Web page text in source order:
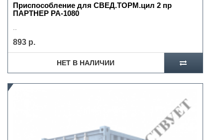
Приспособление для СВЕД.ТОРМ.цил 2 пр
ПАРТНЕР РА-1080
893 р.
НЕТ В НАЛИЧИИ